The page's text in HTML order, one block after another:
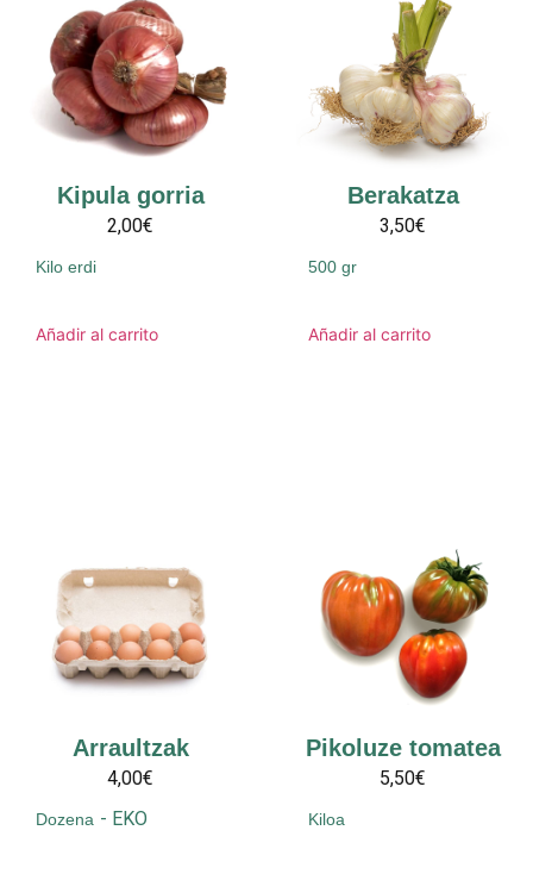
Kipula gorria
2,00€
Kilo erdi
Añadir al carrito
Berakatza
3,50€
500 gr
Añadir al carrito
Arraultzak
4,00€
Dozena - EKO
Pikoluze tomatea
5,50€
Kiloa